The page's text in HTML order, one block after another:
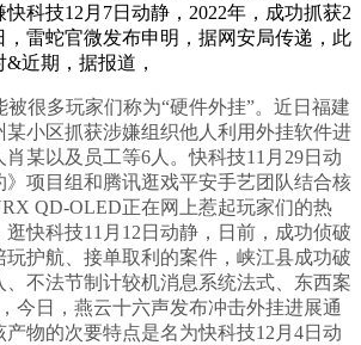
科技12月7日动静，2022年，成功抓获2
，雷蛇官微发布申明，据网安局传递，此
近期，据报道，
多玩家们称为“硬件外挂”。近日福建
某小区抓获涉嫌组织他人利用外挂软件进
某以及员工等6人。快科技11月29日动
》项目组和腾讯逛戏平安手艺团队结合核
QD-OLED正在网上惹起玩家们的热
快科技11月12日动静，日前，成功侦破
护航、接单取利的案件，峡江县成功破
不法节制计较机消息系统法式、东西案
今日，燕云十六声发布冲击外挂进展通
物的次要特点是名为快科技12月4日动